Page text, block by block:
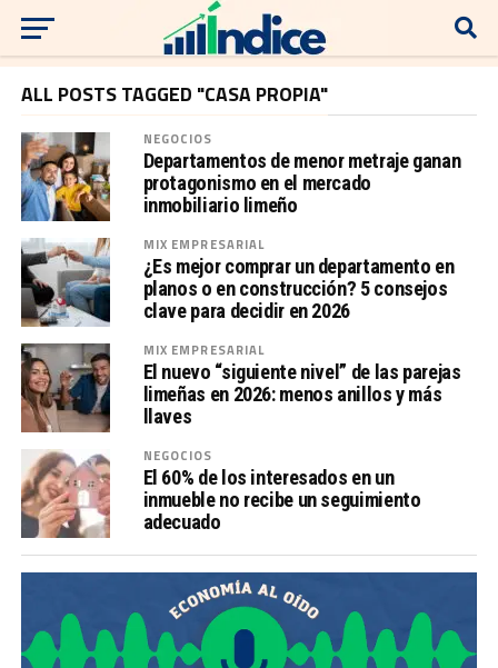
ALL POSTS TAGGED "CASA PROPIA"
NEGOCIOS
Departamentos de menor metraje ganan
protagonismo en el mercado
inmobiliario limeño
MIX EMPRESARIAL
¿Es mejor comprar un departamento en
planos o en construcción? 5 consejos
clave para decidir en 2026
MIX EMPRESARIAL
El nuevo “siguiente nivel” de las parejas
limeñas en 2026: menos anillos y más
llaves
NEGOCIOS
El 60% de los interesados en un
inmueble no recibe un seguimiento
adecuado